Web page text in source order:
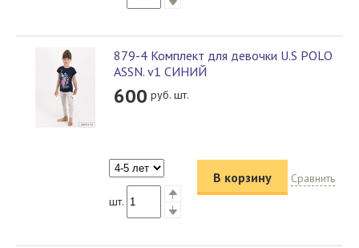
879-4 Комплект для девочки U.S POLO
ASSN. v1 СИНИЙ
600 руб. шт.
шт.
В корзину Сравнить